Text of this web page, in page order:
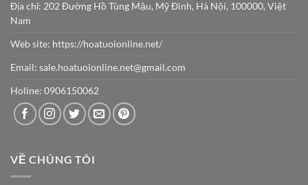
Địa chỉ: 202 Đường Hồ Tùng Mậu, Mỹ Đình, Hà Nội, 100000, Việt
Nam
Web site: https://hoatuoionline.net/
Email: sale.hoatuoionline.net@gmail.com
Holine: 0906150062
VỀ CHÚNG TÔI